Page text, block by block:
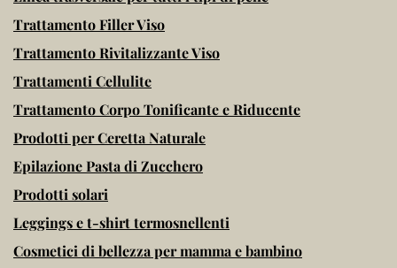
Trattamento Filler Viso
Trattamento Rivitalizzante Viso
Trattamenti Cellulite
Trattamento Corpo Tonificante e Riducente
Prodotti per Ceretta Naturale
Epilazione Pasta di Zucchero
Prodotti solari
Leggings e t-shirt termosnellenti
Cosmetici di bellezza per mamma e bambino